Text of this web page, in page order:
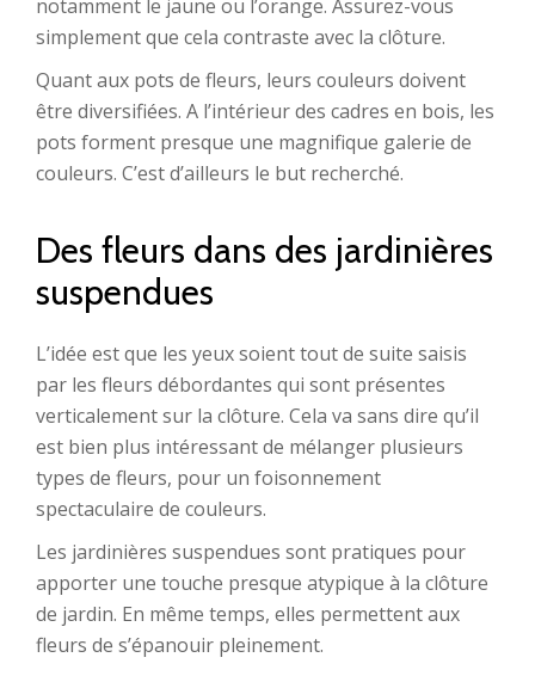
notamment le jaune ou l’orange. Assurez-vous
simplement que cela contraste avec la clôture.
Quant aux pots de fleurs, leurs couleurs doivent
être diversifiées. A l’intérieur des cadres en bois, les
pots forment presque une magnifique galerie de
couleurs. C’est d’ailleurs le but recherché.
Des fleurs dans des jardinières
suspendues
L’idée est que les yeux soient tout de suite saisis
par les fleurs débordantes qui sont présentes
verticalement sur la clôture. Cela va sans dire qu’il
est bien plus intéressant de mélanger plusieurs
types de fleurs, pour un foisonnement
spectaculaire de couleurs.
Les jardinières suspendues sont pratiques pour
apporter une touche presque atypique à la clôture
de jardin. En même temps, elles permettent aux
fleurs de s’épanouir pleinement.